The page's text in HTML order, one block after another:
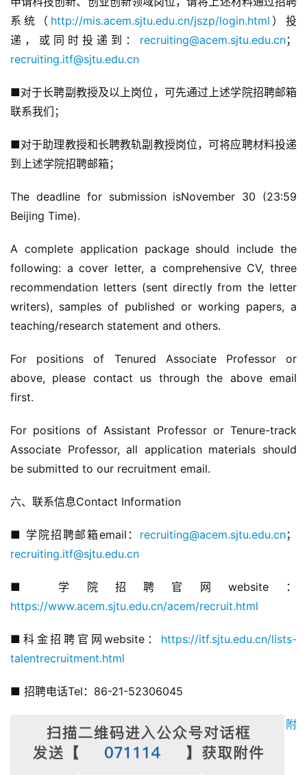
系统（ http://mis.acem.sjtu.edu.cn/jszp/login.html ）投
递，或同时投递到： recruiting@acem.sjtu.edu.cn；
recruiting.itf@sjtu.edu.cn
■对于长聘副教授及以上岗位，可先通过上述学院招聘邮箱
联系我们；
■对于助理教授和长聘教轨副教授岗位，可将应聘材料投递
到上述学院招聘邮箱；
The deadline for submission isNovember 30 (23:59
Beijing Time).
A complete application package should include the
following: a cover letter, a comprehensive CV, three
recommendation letters (sent directly from the letter
writers), samples of published or working papers, a
teaching/research statement and others.
For positions of Tenured Associate Professor or
above, please contact us through the above email
first.
For positions of Assistant Professor or Tenure-track
Associate Professor, all application materials should
be submitted to our recruitment email.
六、联系信息Contact Information
■ 学院招聘邮箱email： recruiting@acem.sjtu.edu.cn；
recruiting.itf@sjtu.edu.cn
■ 学院招聘官网website：
https://www.acem.sjtu.edu.cn/acem/recruit.html
■科金招聘官网website： https://itf.sjtu.edu.cn/lists-
talentrecruitment.html
■ 招聘电话Tel：86-21-52306045
附